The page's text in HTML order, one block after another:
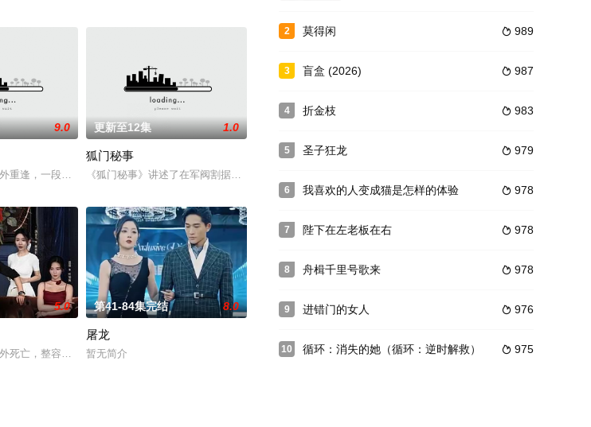
到了一台可以跨时空沟通的走马灯，她与十二天前的孙闻联手展开了挽救家庭的超时空拯救，
9.0
重逢，一段破镜重圆的甜蜜爱恋。
更新至12集 1.0
狐门秘事
《狐门秘事》讲述了在军阀割据时期的鹤灵城，商行少爷肖蓦然（周阶饰）不幸被卷入一起凶杀案，在寻求真
事。
5.0
死亡，整容替身谢雨轩被迫戴上她的面具,卷入冷潇潇的复仇迷局。从豪门宴会到悬崖密谋，毒药、车祸、死亡接踵而至，而真
第41-84集完结 8.0
屠龙
暂无简介
2  989
莫得闲
3  987
盲盒 (2026)
4  983
折金枝
5  979
圣子狂龙
6  978
我喜欢的人变成猫是怎样的体验
7  978
陛下在左老板在右
8  978
舟楫千里号歌来
9  976
进错门的女人
10  975
循环：消失的她（循环：逆时解救）